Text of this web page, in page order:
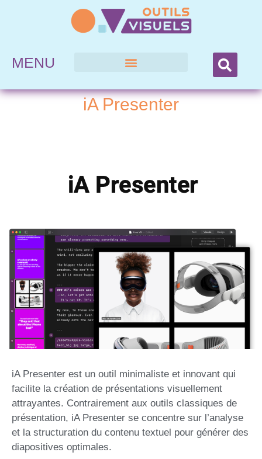
MENU
iA Presenter
iA Presenter est un outil minimaliste et innovant qui
facilite la création de présentations visuellement
attrayantes. Contrairement aux outils classiques de
présentation, iA Presenter se concentre sur l’analyse
et la structuration du contenu textuel pour générer des
diapositives optimales.